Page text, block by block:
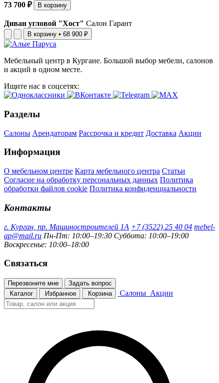
73 700 ₽
В корзину
Диван угловой "Хост" Салон Гарант
В корзину • 68 900 ₽
Мебельный центр в Кургане. Большой выбор мебели, салонов
и акций в одном месте.
Ищите нас в соцсетях:
Разделы
Салоны Арендаторам Рассрочка и кредит Доставка Акции
Информация
О мебельном центре Карта мебельного центра Статьи
Согласие на обработку персональных данных Политика
обработки файлов cookie Политика конфиденциальности
Контакты
г. Курган, пр. Машиностроителей 1А +7 (3522) 25 40 04 mebel-
ap@mail.ru Пн-Пт: 10:00–19:30 Суббота: 10:00–19:00
Воскресенье: 10:00–18:00
Связаться
Перезвоните мне
Задать вопрос
Каталог
Избранное Корзина Салоны Акции